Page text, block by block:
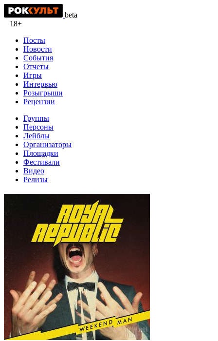
beta
18+
Посты
Новости
События
Отчеты
Игры
Интервью
Розыгрыши
Рецензии
Группы
Персоны
Лейблы
Организаторы
Площадки
Фестивали
Видео
Релизы